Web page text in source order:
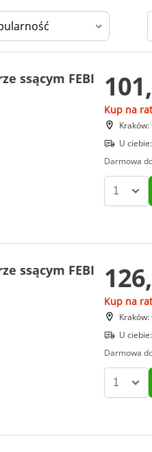
ssącym FEBI
Kup na
Kraków:
U ciebie:
Darmowa
ssącym FEBI
Kup na
Kraków:
U ciebie:
Darmowa